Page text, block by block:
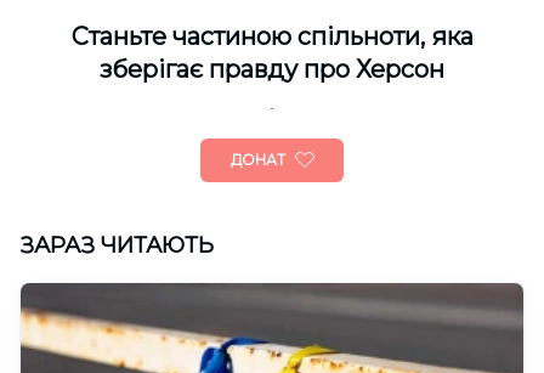
Cтаньте частиною спільноти, яка
зберігає правду про Херсон
ДОНАТ
ЗАРАЗ ЧИТАЮТЬ